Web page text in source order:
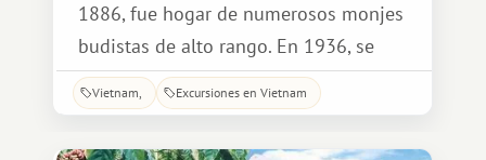
1886, fue hogar de numerosos monjes
budistas de alto rango. En 1936, se
fundó aquí la Fundación de
Investigación Budista de Vietnam.
Durante una fuerte tormenta en 1900,
Vietnam Excursiones en Vietnam